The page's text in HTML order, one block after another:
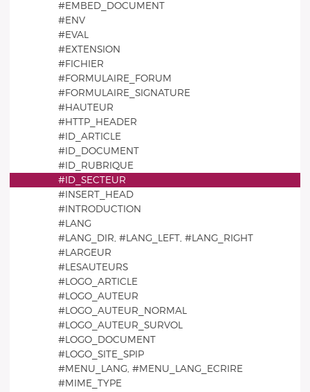
#EMBED_DOCUMENT
#ENV
#EVAL
#EXTENSION
#FICHIER
#FORMULAIRE_FORUM
#FORMULAIRE_SIGNATURE
#HAUTEUR
#HTTP_HEADER
#ID_ARTICLE
#ID_DOCUMENT
#ID_RUBRIQUE
#ID_SECTEUR
#INSERT_HEAD
#INTRODUCTION
#LANG
#LANG_DIR, #LANG_LEFT, #LANG_RIGHT
#LARGEUR
#LESAUTEURS
#LOGO_ARTICLE
#LOGO_AUTEUR
#LOGO_AUTEUR_NORMAL
#LOGO_AUTEUR_SURVOL
#LOGO_DOCUMENT
#LOGO_SITE_SPIP
#MENU_LANG, #MENU_LANG_ECRIRE
#MIME_TYPE